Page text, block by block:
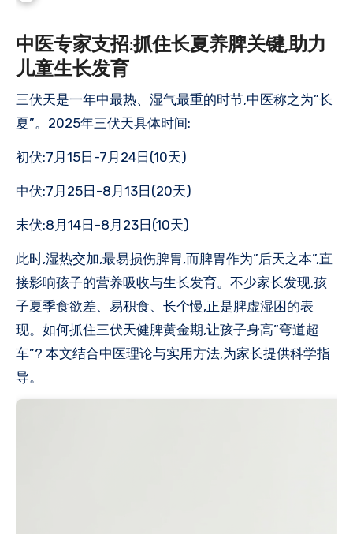
中医专家支招:抓住长夏养脾关键,助力
儿童生长发育
三伏天是一年中最热、湿气最重的时节,中医称之为”长
夏”。2025年三伏天具体时间:
初伏:7月15日-7月24日(10天)
中伏:7月25日-8月13日(20天)
末伏:8月14日-8月23日(10天)
此时,湿热交加,最易损伤脾胃,而脾胃作为”后天之本”,直
接影响孩子的营养吸收与生长发育。不少家长发现,孩
子夏季食欲差、易积食、长个慢,正是脾虚湿困的表
现。如何抓住三伏天健脾黄金期,让孩子身高”弯道超
车”? 本文结合中医理论与实用方法,为家长提供科学指
导。